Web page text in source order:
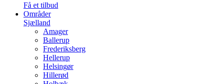
Få et tilbud
Områder
Sjælland
Amager
Ballerup
Frederiksberg
Hellerup
Helsingør
Hillerød